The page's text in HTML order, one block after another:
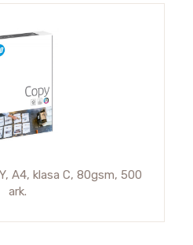
A4, klasa C, 80gsm, 500
ark.